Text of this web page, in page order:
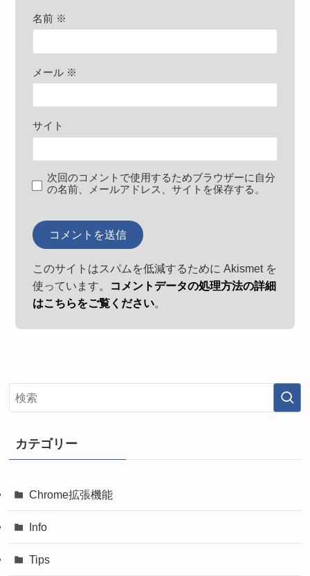
名前 ※
メール ※
サイト
次回のコメントで使用するためブラウザーに自分
の名前、メールアドレス、サイトを保存する。
このサイトはスパムを低減するために Akismet を
使っています。
コメントデータの処理方法の詳細
はこちらをご覧ください。
カテゴリー
Chrome拡張機能
Info
Tips